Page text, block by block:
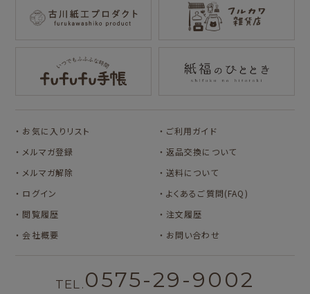
キャラクター別
サンリオキャラクタ
ーズ
コラボ別
TEA STAND
お気に入りリスト
メルマガ登録
メルマガ解除
ログイン
ご利用ガイド
返品交換について
送料について
よくあるご質問(FAQ)
閲覧履歴
注文履歴
会社概要
お問い合わせ
TEL. 0575-29-9002